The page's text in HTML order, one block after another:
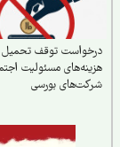
توقف تحمیل
مسئولیت اجتماعی به
بورسی